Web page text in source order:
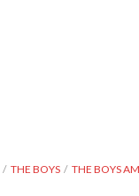
THE BOYS THE BOYS